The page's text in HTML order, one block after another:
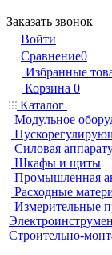
Заказать звонок
Войти
Сравнение0
Избранные
Корзина 0
Каталог
Модульное
Силовая
Шкафы и щиты
Промышленная
Расходные
Измерительные
Строительно-